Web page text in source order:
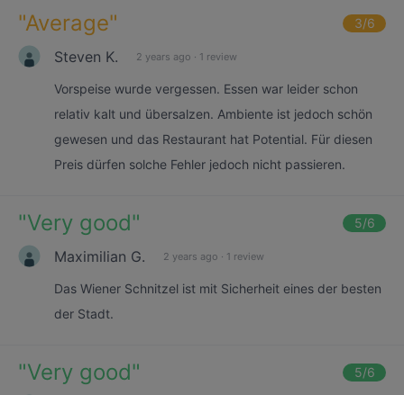
"Average" 3/6
Steven K. 2 years ago · 1 review
Vorspeise wurde vergessen. Essen war leider schon
relativ kalt und übersalzen. Ambiente ist jedoch schön
gewesen und das Restaurant hat Potential. Für diesen
Preis dürfen solche Fehler jedoch nicht passieren.
"Very good" 5/6
Maximilian G. 2 years ago · 1 review
Das Wiener Schnitzel ist mit Sicherheit eines der besten
der Stadt.
"Very good" 5/6